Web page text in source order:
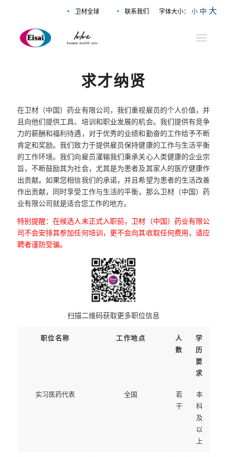
字体大小： 小 中 大
• 卫材全球 • 联系我们
求才纳贤
在卫材（中国）药业有限公司，我们重视雇员的个人价值，并
且向他们提供工具、培训和职业发展的机会。我们提供有竞争
力的薪酬和福利待遇，对于优秀的业绩和勤奋的工作给予不断
肯定和奖励。我们致力于提供雇员保持健康的工作与生活平衡
的工作环境。我们向雇员灌输我们秉承关心人类健康的企业宗
旨，不断鼓励其为社会，尤其是为患者及其家人的医疗健康作
出贡献。如果您相信我们的承诺，并且希望为患者的生活改善
作出贡献，同时享受工作与生活的平衡，那么卫材（中国）药
业有限公司就是适合您工作的地方。
特别提醒：在候选人未正式入职前，卫材（中国）药业有限公
司不会安排其参加任何培训，更不会向其收取任何费用，请应
聘者谨防受骗。
扫描二维码获取更多职位信息
职位名称 工作地点
人
数
学
历
要
求
实习医药代表 全国
若
干
本
科
及
以
上